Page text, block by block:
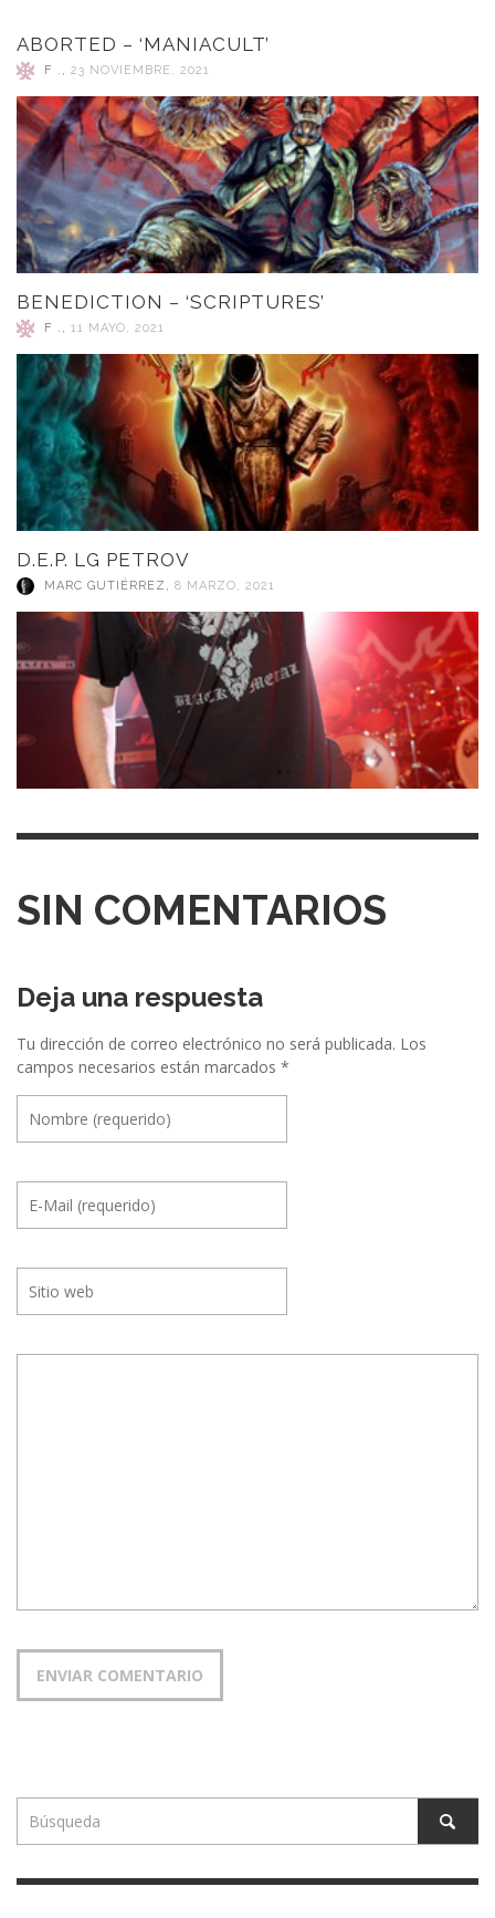
ABORTED – ‘MANIACULT’
F . , 23 NOVIEMBRE, 2021
BENEDICTION – ‘SCRIPTURES’
F . , 11 MAYO, 2021
D.E.P. LG PETROV
MARC GUTIÉRREZ , 8 MARZO, 2021
SIN COMENTARIOS
Deja una respuesta
Tu dirección de correo electrónico no será publicada. Los
campos necesarios están marcados *